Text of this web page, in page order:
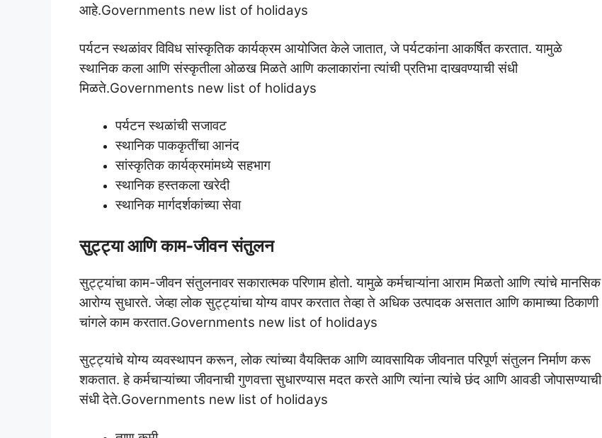
आहे.Governments new list of holidays
पर्यटन स्थळांवर विविध सांस्कृतिक कार्यक्रम आयोजित केले जातात, जे पर्यटकांना आकर्षित करतात. यामुळे
स्थानिक कला आणि संस्कृतीला ओळख मिळते आणि कलाकारांना त्यांची प्रतिभा दाखवण्याची संधी
मिळते.Governments new list of holidays
पर्यटन स्थळांची सजावट
स्थानिक पाककृतींचा आनंद
सांस्कृतिक कार्यक्रमांमध्ये सहभाग
स्थानिक हस्तकला खरेदी
स्थानिक मार्गदर्शकांच्या सेवा
सुट्ट्या आणि काम-जीवन संतुलन
सुट्ट्यांचा काम-जीवन संतुलनावर सकारात्मक परिणाम होतो. यामुळे कर्मचाऱ्यांना आराम मिळतो आणि त्यांचे मानसिक
आरोग्य सुधारते. जेव्हा लोक सुट्ट्यांचा योग्य वापर करतात तेव्हा ते अधिक उत्पादक असतात आणि कामाच्या ठिकाणी
चांगले काम करतात.Governments new list of holidays
सुट्ट्यांचे योग्य व्यवस्थापन करून, लोक त्यांच्या वैयक्तिक आणि व्यावसायिक जीवनात परिपूर्ण संतुलन निर्माण करू
शकतात. हे कर्मचाऱ्यांच्या जीवनाची गुणवत्ता सुधारण्यास मदत करते आणि त्यांना त्यांचे छंद आणि आवडी जोपासण्याची
संधी देते.Governments new list of holidays